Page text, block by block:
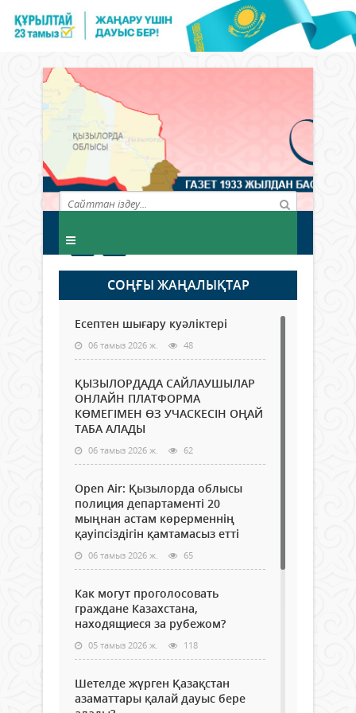
СОҢҒЫ ЖАҢАЛЫҚТАР
Есептен шығару куәліктері
06 тамыз 2026 ж. 48
ҚЫЗЫЛОРДАДА САЙЛАУШЫЛАР
ОНЛАЙН ПЛАТФОРМА
КӨМЕГІМЕН ӨЗ УЧАСКЕСІН ОҢАЙ
ТАБА АЛАДЫ
06 тамыз 2026 ж. 62
Open Air: Қызылорда облысы
полиция департаменті 20
мыңнан астам көрерменнің
қауіпсіздігін қамтамасыз етті
06 тамыз 2026 ж. 65
Как могут проголосовать
граждане Казахстана,
находящиеся за рубежом?
05 тамыз 2026 ж. 118
Шетелде жүрген Қазақстан
азаматтары қалай дауыс бере